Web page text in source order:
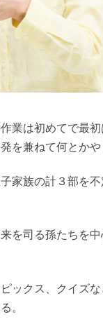
業は初めてで最
を兼ねて何とかや
家族の計３部を
を司る孫たちを
ックス、クイズ
。